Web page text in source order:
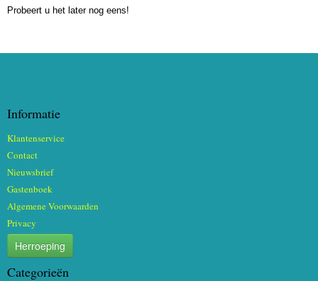
Probeert u het later nog eens!
Informatie
Klantenservice
Contact
Nieuwsbrief
Gastenboek
Algemene Voorwaarden
Privacy
Herroeping
Categorieën